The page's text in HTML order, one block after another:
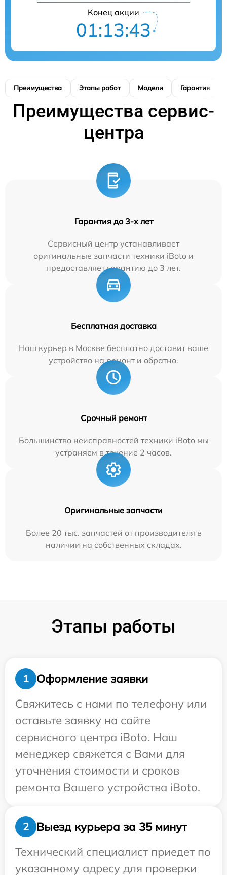
Конец акции
01:13:42
Преимущества Этапы работ Модели Гарантия
Преимущества сервис-
центра
Гарантия до 3-х лет
Сервисный центр устанавливает
оригинальные запчасти техники iBoto и
предоставляет гарантию до 3 лет.
Бесплатная доставка
Наш курьер в Москве бесплатно доставит ваше
устройство на ремонт и обратно.
Срочный ремонт
Большинство неисправностей техники iBoto мы
устраняем в течение 2 часов.
Оригинальные запчасти
Более 20 тыс. запчастей от производителя в
наличии на собственных складах.
Этапы работы
1
Оформление заявки
Свяжитесь с нами по телефону или
оставьте заявку на сайте
сервисного центра iBoto. Наш
менеджер свяжется с Вами для
уточнения стоимости и сроков
ремонта Вашего устройства iBoto.
2
Выезд курьера за 35 минут
Технический специалист приедет по
указанному адресу для проверки